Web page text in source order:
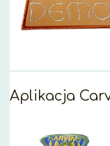
Aplikacja